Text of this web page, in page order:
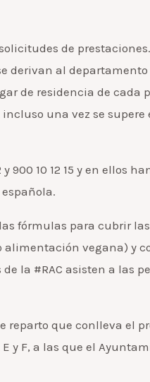
de
derivan al
de residencia de cada
una vez se supere
900 10 12 15 y en ellos
fórmulas para cubrir
vegana) y
la #RAC asisten a las
reparto que conlleva el
y F, a las que el